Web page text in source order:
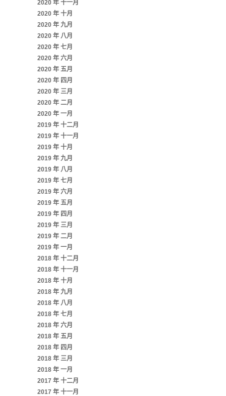
2020 年 十一月
2020 年 十月
2020 年 九月
2020 年 八月
2020 年 七月
2020 年 六月
2020 年 五月
2020 年 四月
2020 年 三月
2020 年 二月
2020 年 一月
2019 年 十二月
2019 年 十一月
2019 年 十月
2019 年 九月
2019 年 八月
2019 年 七月
2019 年 六月
2019 年 五月
2019 年 四月
2019 年 三月
2019 年 二月
2019 年 一月
2018 年 十二月
2018 年 十一月
2018 年 十月
2018 年 九月
2018 年 八月
2018 年 七月
2018 年 六月
2018 年 五月
2018 年 四月
2018 年 三月
2018 年 一月
2017 年 十二月
2017 年 十一月